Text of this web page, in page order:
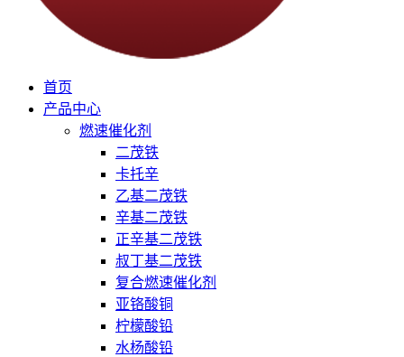
首页
产品中心
燃速催化剂
二茂铁
卡托辛
乙基二茂铁
辛基二茂铁
正辛基二茂铁
叔丁基二茂铁
复合燃速催化剂
亚铬酸铜
柠檬酸铅
水杨酸铅